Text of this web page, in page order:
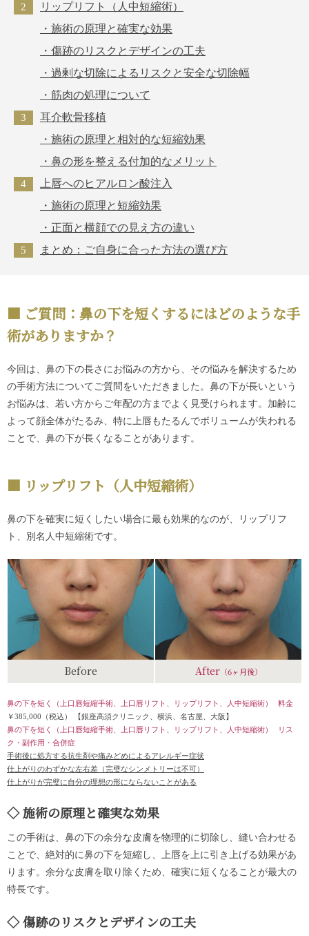
リップリフト（人中短縮術）
・施術の原理と確実な効果
・傷跡のリスクとデザインの工夫
・過剰な切除によるリスクと安全な切除幅
・筋肉の処理について
耳介軟骨移植
・施術の原理と相対的な短縮効果
・鼻の形を整える付加的なメリット
上唇へのヒアルロン酸注入
・施術の原理と短縮効果
・正面と横顔での見え方の違い
まとめ：ご自身に合った方法の選び方
ご質問：鼻の下を短くするにはどのような手
術がありますか？
今回は、鼻の下の長さにお悩みの方から、その悩みを解決するため
の手術方法についてご質問をいただきました。鼻の下が長いという
お悩みは、若い方からご年配の方までよく見受けられます。加齢に
よって顔全体がたるみ、特に上唇もたるんでボリュームが失われる
ことで、鼻の下が長くなることがあります。
リップリフト（人中短縮術）
鼻の下を確実に短くしたい場合に最も効果的なのが、リップリフ
ト、別名人中短縮術です。
Before After（6ヶ月後）
鼻の下を短く（上口唇短縮手術、上口唇リフト、リップリフト、人中短縮術）
料金
￥385,000（税込）
【銀座高須クリニック、横浜、名古屋、大阪】
鼻の下を短く（上口唇短縮手術、上口唇リフト、リップリフト、人中短縮術）
リス
ク・副作用・合併症
手術後に処方する抗生剤や痛みどめによるアレルギー症状
仕上がりのわずかな左右差（完璧なシンメトリーは不可）
仕上がりが完璧に自分の理想の形にならないことがある
施術の原理と確実な効果
この手術は、鼻の下の余分な皮膚を物理的に切除し、縫い合わせる
ことで、絶対的に鼻の下を短縮し、上唇を上に引き上げる効果があ
ります。余分な皮膚を取り除くため、確実に短くなることが最大の
特長です。
傷跡のリスクとデザインの工夫